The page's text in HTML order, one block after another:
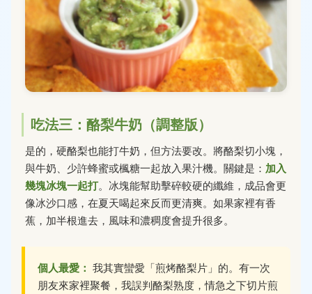
吃法三：酪梨牛奶（調整版）
是的，硬酪梨也能打牛奶，但方法要改。將酪梨切小塊，
與牛奶、少許蜂蜜或楓糖一起放入果汁機。關鍵是： 加入
幾塊冰塊一起打。冰塊能幫助擊碎較硬的纖維，成品會更
像冰沙口感，在夏天喝起來反而更清爽。如果家裡有香
蕉，加半根進去，風味和濃稠度會提升很多。
個人最愛： 我其實蠻愛「煎烤酪梨片」的。有一次
朋友來家裡聚餐，我誤判酪梨熟度，情急之下切片煎